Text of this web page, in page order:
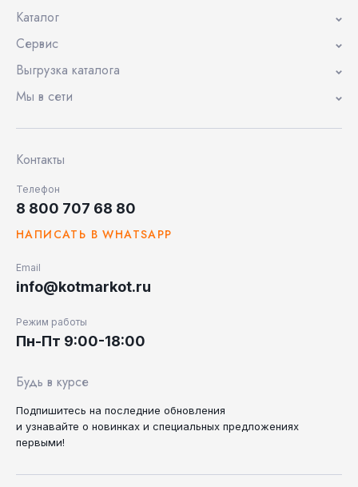
Каталог
Сервис
Выгрузка каталога
Мы в сети
Контакты
Телефон
8 800 707 68 80
НАПИСАТЬ В WHATSAPP
Email
info@kotmarkot.ru
Режим работы
Пн-Пт 9:00-18:00
Будь в курсе
Подпишитесь на последние обновления
и узнавайте о новинках и специальных предложениях
первыми!